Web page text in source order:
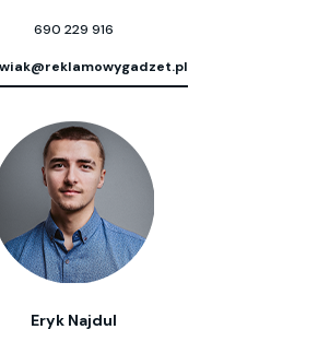
690 229 916
Eryk Najdul